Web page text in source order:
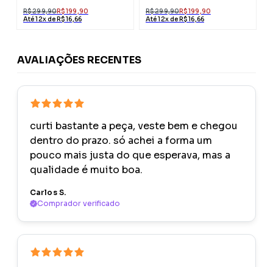
R$ 299,90R$ 199,90
Até 12x de R$ 16,66
R$ 299,90R$ 199,90
Até 12x de R$ 16,66
AVALIAÇÕES RECENTES
curti bastante a peça, veste bem e chegou
dentro do prazo. só achei a forma um
pouco mais justa do que esperava, mas a
qualidade é muito boa.
Carlos S.
Comprador verificado